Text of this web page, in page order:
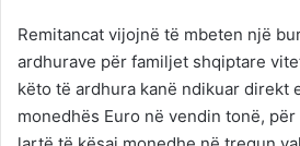
Remitancat vijojnë të mbeten një
ardhurave për familjet shqiptare
këto të ardhura kanë ndikuar direkt
monedhës Euro në vendin tonë,